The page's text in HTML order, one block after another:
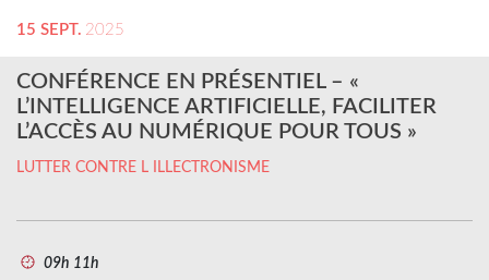
15 SEPT. 2025
CONFÉRENCE EN PRÉSENTIEL – «
L’INTELLIGENCE ARTIFICIELLE, FACILITER
L’ACCÈS AU NUMÉRIQUE POUR TOUS »
LUTTER CONTRE L ILLECTRONISME
09h 11h